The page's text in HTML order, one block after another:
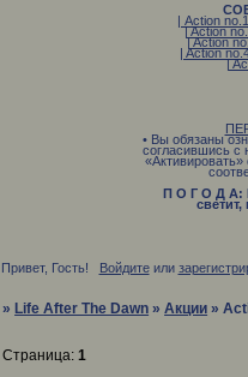
| Action
| Action
| Action
| Action
|
• Вы обязаны
согласившись с
П О Г О Д А:
светит,
Привет, Гость! Войдитеили
» Life After The Dawn »Акции »
Страница:1